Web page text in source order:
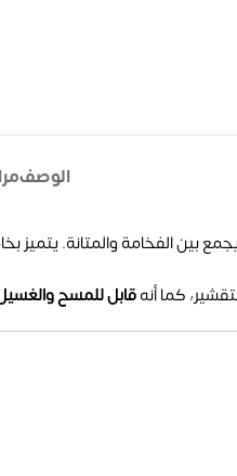
الوصف
بين الفخامة والمتانة. يتميز
كما أنهقابل للمسح